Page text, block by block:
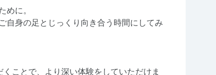
めに。
自身の足とじっくり向き合う時間にしてみ
ことで、より深い体験をしていただけま